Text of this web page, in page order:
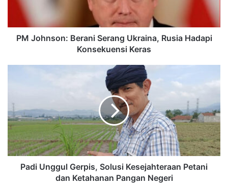
PM Johnson: Berani Serang Ukraina, Rusia Hadapi
Konsekuensi Keras
Padi Unggul Gerpis, Solusi Kesejahteraan Petani
dan Ketahanan Pangan Negeri